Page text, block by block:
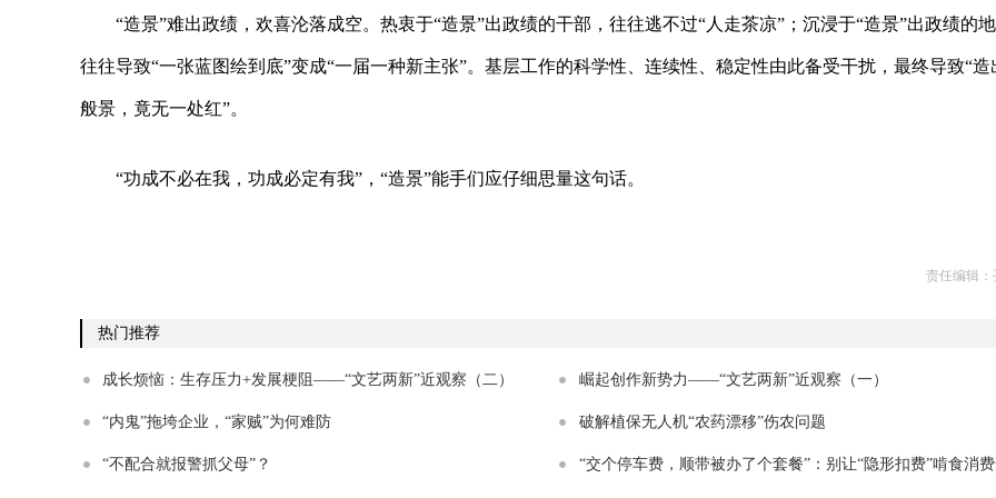
“造景”难出政绩，欢喜沦落成空。热衷于“造景”出政绩的干部，往往逃不过“人走茶凉”；沉浸于“造景”出政绩的地
往往导致“一张蓝图绘到底”变成“一届一种新主张”。基层工作的科学性、连续性、稳定性由此备受干扰，最终导致“造
般景，竟无一处红”。
“功成不必在我，功成必定有我”，“造景”能手们应仔细思量这句话。
责任编辑：
热门推荐
成长烦恼：生存压力+发展梗阻——“文艺两新”近观察（二） 崛起创作新势力——“文艺两新”近观察（一）
“内鬼”拖垮企业，“家贼”为何难防 破解植保无人机“农药漂移”伤农问题
“不配合就报警抓父母”？ “交个停车费，顺带被办了个套餐”：别让“隐形扣费”啃食消